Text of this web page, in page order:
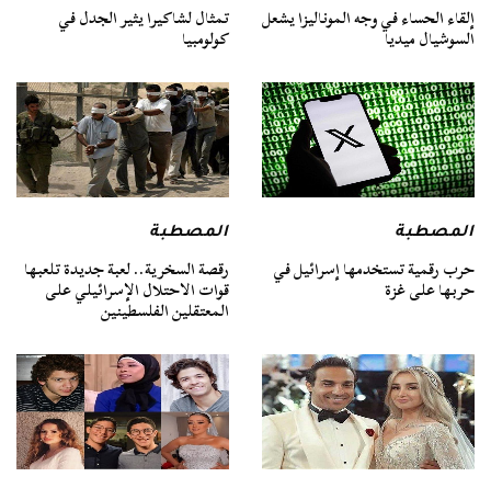
إلقاء الحساء في وجه الموناليزا يشعل
السوشيال ميديا
تمثال لشاكيرا يثير الجدل في
كولومبيا
المصطبة
حرب رقمية تستخدمها إسرائيل في
حربها على غزة
المصطبة
رقصة السخرية.. لعبة جديدة تلعبها
قوات الاحتلال الإسرائيلي على
المعتقلين الفلسطينين